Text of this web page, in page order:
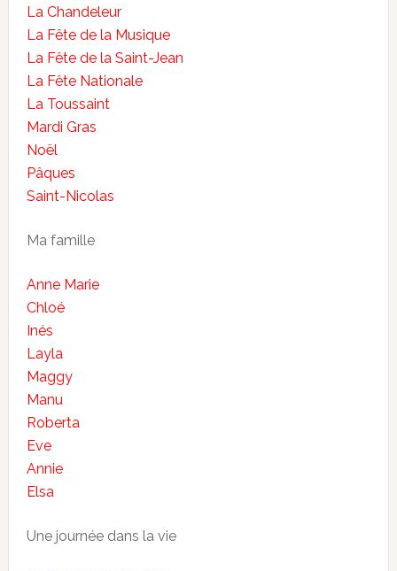
La Chandeleur
La Fête de la Musique
La Fête de la Saint-Jean
La Fête Nationale
La Toussaint
Mardi Gras
Noël
Pâques
Saint-Nicolas
Ma famille
Anne Marie
Chloé
Inés
Layla
Maggy
Manu
Roberta
Eve
Annie
Elsa
Une journée dans la vie